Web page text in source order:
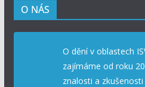
O NÁS
O dění v oblastech
zajímáme od roku
znalosti a